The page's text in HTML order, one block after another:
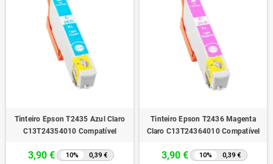
Tinteiro Epson T2435 Azul Claro
C13T24354010 Compatível
3,90 € 10% 0,39 €
Tinteiro Epson T2436 Magenta
Claro C13T24364010 Compatível
3,90 € 10% 0,39 €